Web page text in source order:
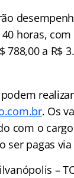
horas,
788,00 a R$
. Os
com o cargo
ser pagas
–